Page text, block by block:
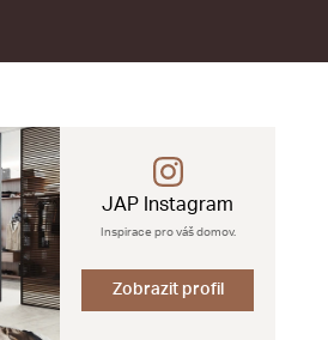
JAP Instagram
Inspirace pro váš domov.
Zobrazit profil